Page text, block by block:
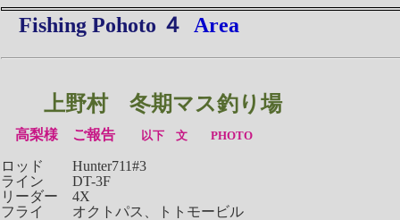
Fishing Pohoto ４ Area
上野村 冬期マス釣り場
高梨様 ご報告 以下 文 PHOTO
ロッド Hunter711#3
ライン DT-3F
リーダー 4X
フライ オクトパス、トトモービル